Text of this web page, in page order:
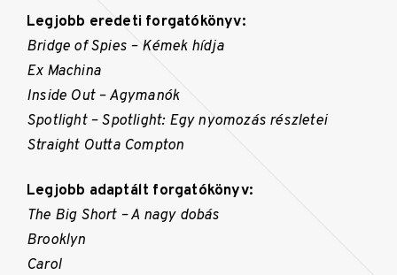
Legjobb eredeti forgatókönyv:
Bridge of Spies – Kémek hídja
Ex Machina
Inside Out – Agymanók
Spotlight – Spotlight: Egy nyomozás részletei
Straight Outta Compton
Legjobb adaptált forgatókönyv:
The Big Short – A nagy dobás
Brooklyn
Carol